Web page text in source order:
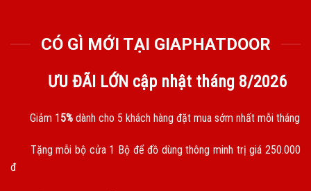
CÓ GÌ MỚI TẠI GIAPHATDOOR
ƯU ĐÃI LỚN cập nhật tháng 8/2026
Giảm 15% dành cho 5 khách hàng đặt mua sớm nhất mỗi tháng
Tặng mỗi bộ cửa 1 Bộ để đồ dùng thông minh trị giá 250.000
đ